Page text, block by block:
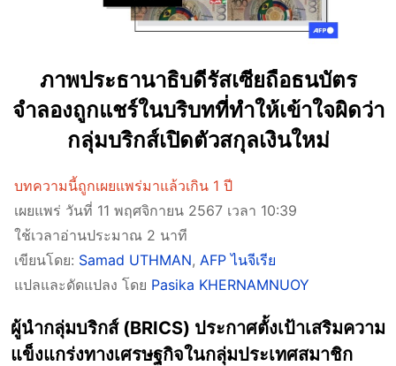
ภาพประธานาธิบดีรัสเซียถือธนบัตร
จำลองถูกแชร์ในบริบทที่ทำให้เข้าใจผิดว่า
กลุ่มบริกส์เปิดตัวสกุลเงินใหม่
บทความนี้ถูกเผยแพร่มาแล้วเกิน 1 ปี
เผยแพร่ วันที่ 11 พฤศจิกายน 2567 เวลา 10:39
ใช้เวลาอ่านประมาณ 2 นาที
เขียนโดย: Samad UTHMAN, AFP ไนจีเรีย
แปลและดัดแปลง โดย Pasika KHERNAMNUOY
ผู้นำกลุ่มบริกส์ (BRICS) ประกาศตั้งเป้าเสริมความ
แข็งแกร่งทางเศรษฐกิจในกลุ่มประเทศสมาชิก